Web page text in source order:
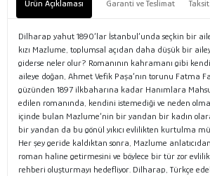
Ürün Açıklaması Garanti ve Teslimat
Dilharap yahut 1890’lar İstanbul’unda seçkin bir
kızı Mazlume, toplumsal açıdan daha düşük bir
giderse neler olur? Romanının kahramanı gibi
aileye doğan, Ahmet Vefik Paşa’nın torunu Fatma
güzünden 1897 ilkbaharına kadar Hanımlara
edilen romanında, kendini istemediği ve neden
içinde bulan Mazlume’nin bir yandan bir kadın
bir yandan da bu gönül yıkıcı evlilikten kurtulma
Her şey geride kaldıktan sonra, Mazlume
roman haline getirmesini ve böylece bir tür zor
rehberi oluşturmayı hedefliyor. Dilharap, Türkçe